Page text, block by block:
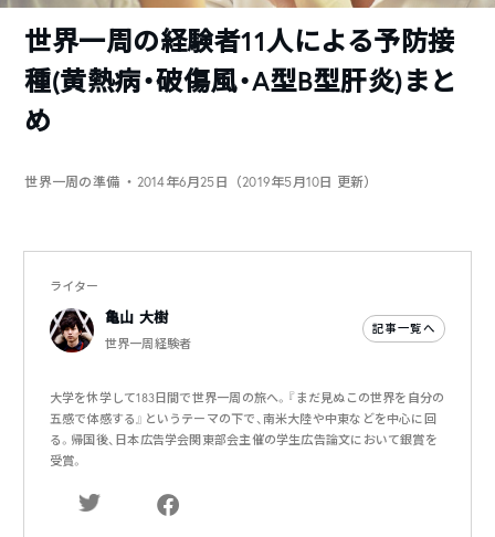
世界一周の経験者11人による予防接
種(黄熱病・破傷風・A型B型肝炎)まと
め
世界一周の準備 ・2014年6月25日（2019年5月10日 更新）
ライター
亀山 大樹
世界一周経験者
記事一覧へ
大学を休学して183日間で世界一周の旅へ。『まだ見ぬこの世界を自分の
五感で体感する』というテーマの下で、南米大陸や中東などを中心に回
る。帰国後、日本広告学会関東部会主催の学生広告論文において銀賞を
受賞。